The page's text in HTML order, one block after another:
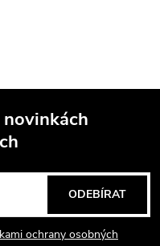
ochrany osobných
ODEBÍRAT